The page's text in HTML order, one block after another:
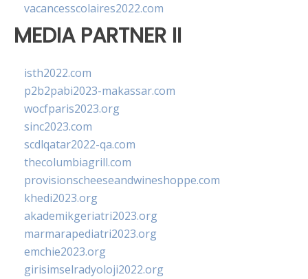
vacancesscolaires2022.com
MEDIA PARTNER II
isth2022.com
p2b2pabi2023-makassar.com
wocfparis2023.org
sinc2023.com
scdlqatar2022-qa.com
thecolumbiagrill.com
provisionscheeseandwineshoppe.com
khedi2023.org
akademikgeriatri2023.org
marmarapediatri2023.org
emchie2023.org
girisimselradyoloji2022.org